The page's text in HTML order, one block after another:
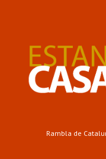
Rambla de